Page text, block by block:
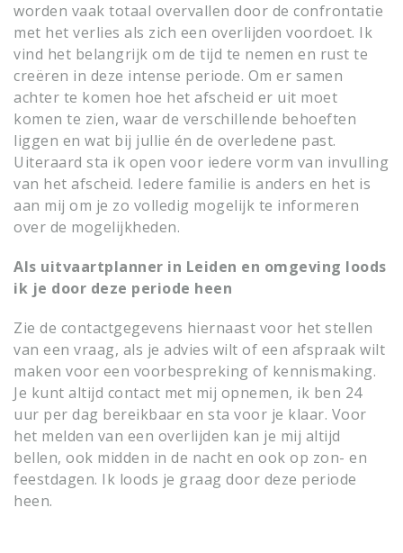
worden vaak totaal overvallen door de confrontatie
met het verlies als zich een overlijden voordoet. Ik
vind het belangrijk om de tijd te nemen en rust te
creëren in deze intense periode. Om er samen
achter te komen hoe het afscheid er uit moet
komen te zien, waar de verschillende behoeften
liggen en wat bij jullie én de overledene past.
Uiteraard sta ik open voor iedere vorm van invulling
van het afscheid. Iedere familie is anders en het is
aan mij om je zo volledig mogelijk te informeren
over de mogelijkheden.
Als uitvaartplanner in Leiden en omgeving loods
ik je door deze periode heen
Zie de contactgegevens hiernaast voor het stellen
van een vraag, als je advies wilt of een afspraak wilt
maken voor een voorbespreking of kennismaking.
Je kunt altijd contact met mij opnemen, ik ben 24
uur per dag bereikbaar en sta voor je klaar. Voor
het melden van een overlijden kan je mij altijd
bellen, ook midden in de nacht en ook op zon- en
feestdagen. Ik loods je graag door deze periode
heen.